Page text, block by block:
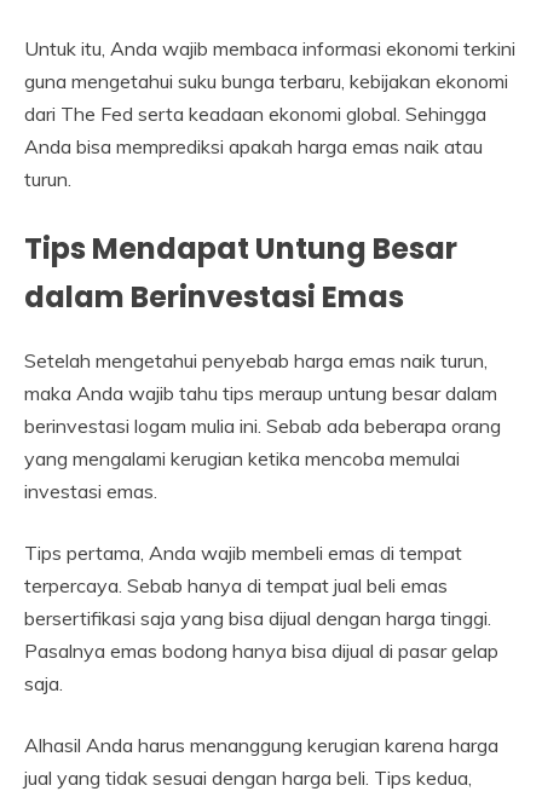
Untuk itu, Anda wajib membaca informasi ekonomi terkini
guna mengetahui suku bunga terbaru, kebijakan ekonomi
dari The Fed serta keadaan ekonomi global. Sehingga
Anda bisa memprediksi apakah harga emas naik atau
turun.
Tips Mendapat Untung Besar
dalam Berinvestasi Emas
Setelah mengetahui penyebab harga emas naik turun,
maka Anda wajib tahu tips meraup untung besar dalam
berinvestasi logam mulia ini. Sebab ada beberapa orang
yang mengalami kerugian ketika mencoba memulai
investasi emas.
Tips pertama, Anda wajib membeli emas di tempat
terpercaya. Sebab hanya di tempat jual beli emas
bersertifikasi saja yang bisa dijual dengan harga tinggi.
Pasalnya emas bodong hanya bisa dijual di pasar gelap
saja.
Alhasil Anda harus menanggung kerugian karena harga
jual yang tidak sesuai dengan harga beli. Tips kedua,